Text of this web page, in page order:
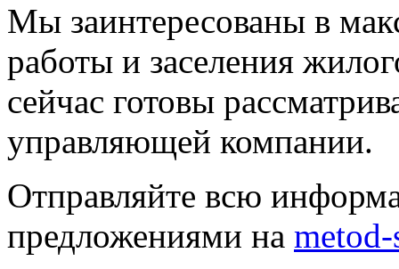
Мы заинтересованы в
работы и заселения
сейчас готовы
управляющей компании.
Отправляйте всю
предложениями на